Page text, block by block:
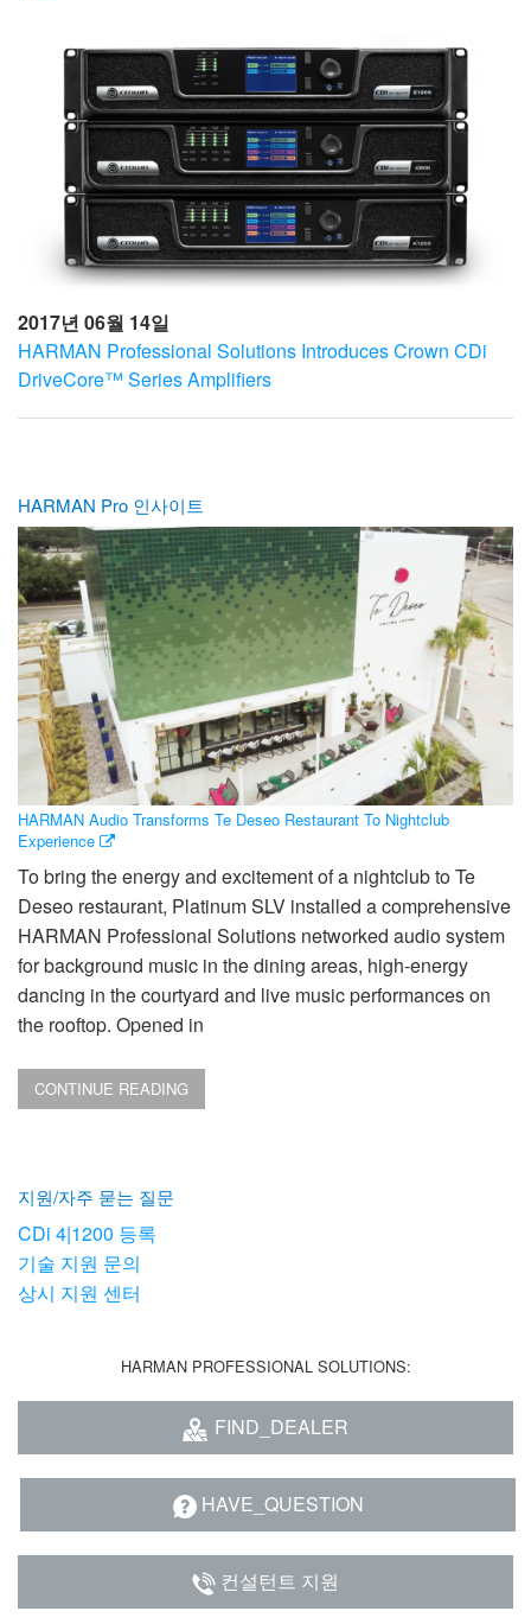
2017년 06월 14일
HARMAN Professional Solutions Introduces Crown CDi
DriveCore™ Series Amplifiers
HARMAN Pro 인사이트
HARMAN Audio Transforms Te Deseo Restaurant To Nightclub
Experience
To bring the energy and excitement of a nightclub to Te
Deseo restaurant, Platinum SLV installed a comprehensive
HARMAN Professional Solutions networked audio system
for background music in the dining areas, high-energy
dancing in the courtyard and live music performances on
the rooftop. Opened in
CONTINUE READING
지원/자주 묻는 질문
CDi 4|1200 등록
기술 지원 문의
상시 지원 센터
HARMAN PROFESSIONAL SOLUTIONS:
FIND_DEALER
HAVE_QUESTION
컨설턴트 지원